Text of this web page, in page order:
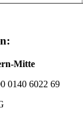
Mitte
0140 6022 69